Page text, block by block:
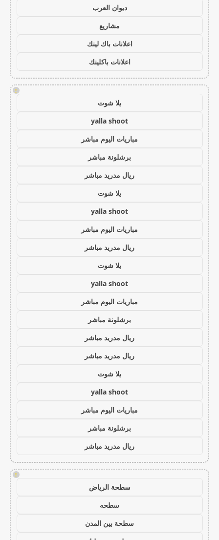
ديوان العرب
مشاريع
اعلانات باك لينك
اعلانات باكلينك
!
يلا شوت
yalla shoot
مباريات اليوم مباشر
برشلونة مباشر
ريال مدريد مباشر
يلا شوت
yalla shoot
مباريات اليوم مباشر
ريال مدريد مباشر
يلا شوت
yalla shoot
مباريات اليوم مباشر
برشلونة مباشر
ريال مدريد مباشر
ريال مدريد مباشر
يلا شوت
yalla shoot
مباريات اليوم مباشر
برشلونة مباشر
ريال مدريد مباشر
!
سطحة الرياض
سطحه
سطحة بين المدن